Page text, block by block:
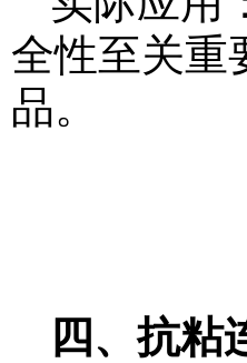
全性至关重
品。
四、抗粘